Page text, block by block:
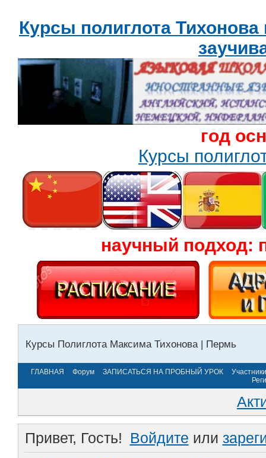
Курсы полиглота
год
Курсы
научный подход:
Курсы Полиглота Максима Тихонова | Пермь
ГЛАВНАЯ Форум ЗАПИСАТЬСЯ НА ПРОБНЫЙ УРОК
Участники
Привет, Гость! Войдите или